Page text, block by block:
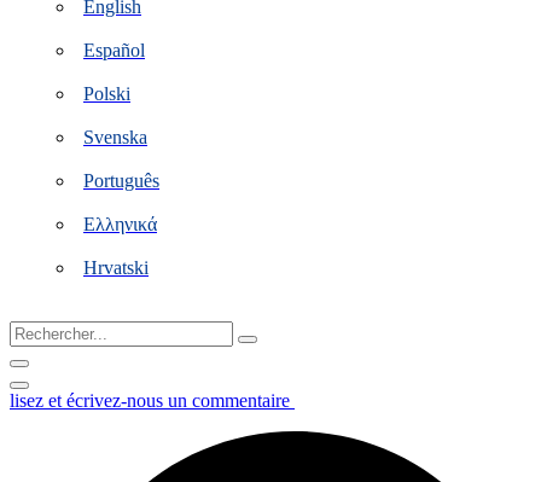
English
Español
Polski
Svenska
Português
Ελληνικά
Hrvatski
Rechercher...
lisez et écrivez-nous un commentaire